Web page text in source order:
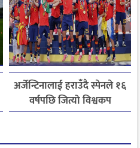
अर्जेन्टिनालाई हराउँदै स्पेनले १६
वर्षपछि जित्यो विश्वकप
फुटबलको उपाधि